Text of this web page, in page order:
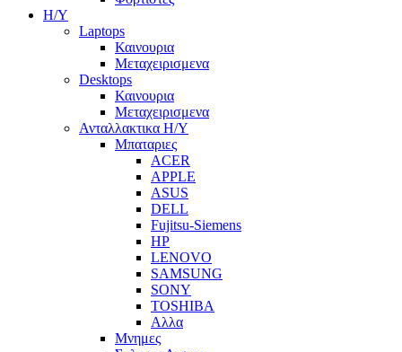
Η/Υ
Laptops
Καινουρια
Μεταχειρισμενα
Desktops
Καινουρια
Μεταχειρισμενα
Ανταλλακτικα H/Y
Μπαταριες
ACER
APPLE
ASUS
DELL
Fujitsu-Siemens
HP
LENOVO
SAMSUNG
SONY
TOSHIBA
Αλλα
Μνημες